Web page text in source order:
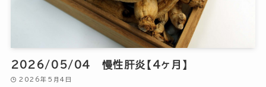
2026/05/04 慢性肝炎【4ヶ月】
2026年5月4日